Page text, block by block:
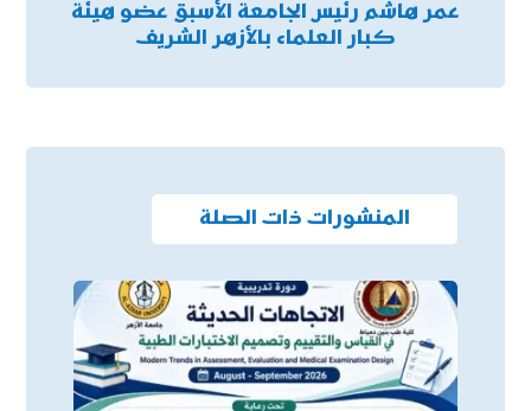
عمر هاشم رئيس الجامعة الأسبق عضو هيئة
كبار العلماء بالأزهر الشريف
المنشورات ذات الصلة